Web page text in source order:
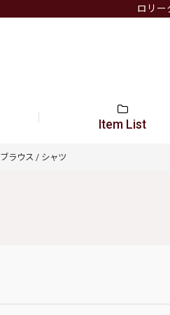
ロリー
Item List
ブラウス / シャツ